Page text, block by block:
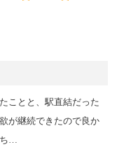
ことと、駅直結だった
が継続できたので良か
ち…